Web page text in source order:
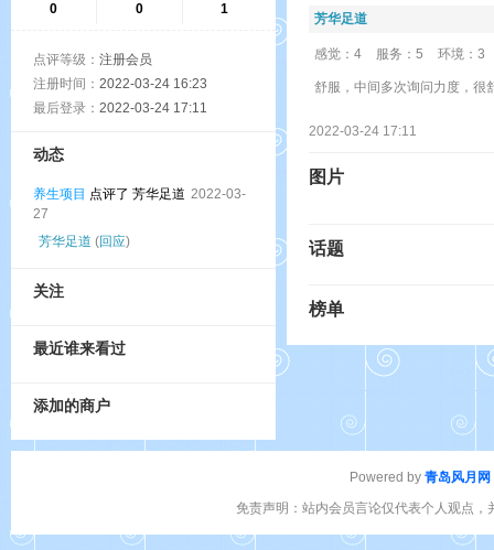
0
0
1
点评等级： 注册会员
注册时间： 2022-03-24 16:23
最后登录： 2022-03-24 17:11
动态
养生项目 点评了 芳华足道 2022-03-
27
芳华足道 (回应)
关注
最近谁来看过
添加的商户
芳华足道
感觉：4 服务：5 环境：3
舒服，中间多次询问力度，很
2022-03-24 17:11
图片
话题
榜单
Powered by 青岛风月网
免责声明：站内会员言论仅代表个人观点